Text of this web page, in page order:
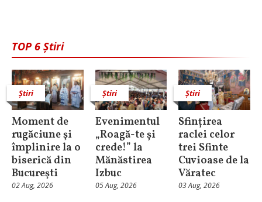
TOP 6 Știri
Știri
Moment de
rugăciune şi
împlinire la o
biserică din
Bucureşti
02 Aug, 2026
Știri
Evenimentul
„Roagă-te și
crede!” la
Mănăstirea
Izbuc
05 Aug, 2026
Știri
Sfințirea
raclei celor
trei Sfinte
Cuvioase de la
Văratec
03 Aug, 2026